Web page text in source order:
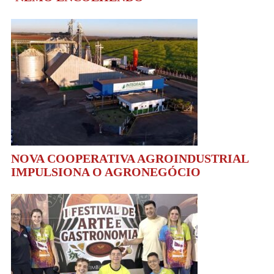
NOVA COOPERATIVA AGROINDUSTRIAL
IMPULSIONA O AGRONEGÓCIO